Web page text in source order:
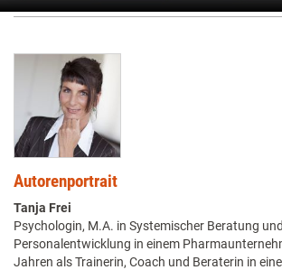
Autorenportrait
Tanja Frei
Psychologin, M.A. in Systemischer Beratung
Personalentwicklung in einem
Jahren als Trainerin, Coach und Beraterin in